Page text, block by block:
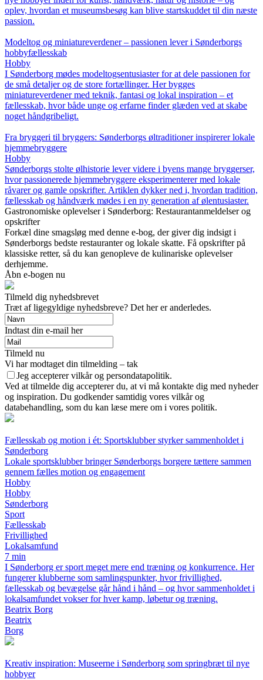
oplev, hvordan et museumsbesøg kan blive startskuddet til din næste
passion.
Modeltog og miniatureverdener – passionen lever i Sønderborgs
hobbyfællesskab
Hobby
I Sønderborg mødes modeltogsentusiaster for at dele passionen for
de små detaljer og de store fortællinger. Her bygges
miniatureverdener med teknik, fantasi og lokal inspiration – et
fællesskab, hvor både unge og erfarne finder glæden ved at skabe
noget håndgribeligt.
Fra bryggeri til bryggers: Sønderborgs øltraditioner inspirerer lokale
hjemmebryggere
Hobby
Sønderborgs stolte ølhistorie lever videre i byens mange bryggerser,
hvor passionerede hjemmebryggere eksperimenterer med lokale
råvarer og gamle opskrifter. Artiklen dykker ned i, hvordan tradition,
fællesskab og håndværk mødes i en ny generation af ølentusiaster.
Gastronomiske oplevelser i Sønderborg: Restaurantanmeldelser og
opskrifter
Forkæl dine smagsløg med denne e-bog, der giver dig indsigt i
Sønderborgs bedste restauranter og lokale skatte. Få opskrifter på
klassiske retter, så du kan genopleve de kulinariske oplevelser
derhjemme.
Åbn e-bogen nu
Tilmeld dig nyhedsbrevet
Træt af ligegyldige nyhedsbreve? Det her er anderledes.
Indtast din e-mail her
Tilmeld nu
Vi har modtaget din tilmelding – tak
Jeg accepterer vilkår og persondatapolitik.
Ved at tilmelde dig accepterer du, at vi må kontakte dig med nyheder
og inspiration. Du godkender samtidig vores vilkår og
databehandling, som du kan læse mere om i vores politik.
Fællesskab og motion i ét: Sportsklubber styrker sammenholdet i
Sønderborg
Lokale sportsklubber bringer Sønderborgs borgere tættere sammen
gennem fælles motion og engagement
Hobby
Hobby
Sønderborg
Sport
Fællesskab
Frivillighed
Lokalsamfund
7 min
I Sønderborg er sport meget mere end træning og konkurrence. Her
fungerer klubberne som samlingspunkter, hvor frivillighed,
fællesskab og bevægelse går hånd i hånd – og hvor sammenholdet i
lokalsamfundet vokser for hver kamp, løbetur og træning.
Beatrix Borg
Beatrix
Borg
Kreativ inspiration: Museerne i Sønderborg som springbræt til nye
hobbyer